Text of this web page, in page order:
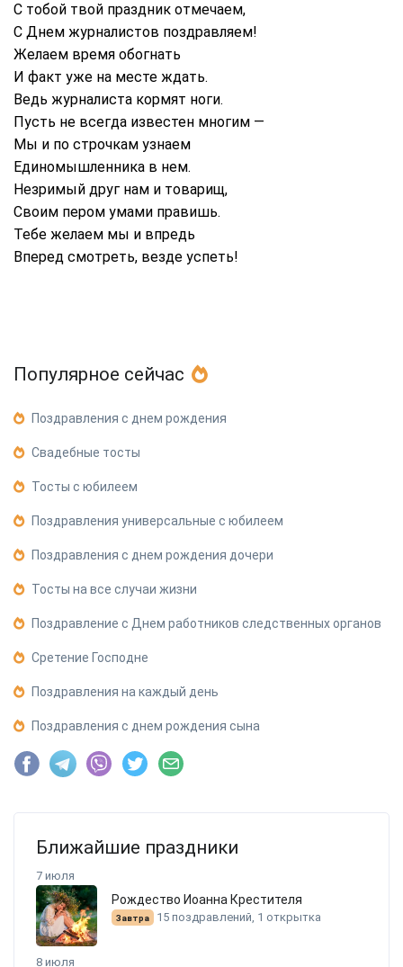
С тобой твой праздник отмечаем,
С Днем журналистов поздравляем!
Желаем время обогнать
И факт уже на месте ждать.
Ведь журналиста кормят ноги.
Пусть не всегда известен многим —
Мы и по строчкам узнаем
Единомышленника в нем.
Незримый друг нам и товарищ,
Своим пером умами правишь.
Тебе желаем мы и впредь
Вперед смотреть, везде успеть!
Популярное сейчас
Поздравления с днем рождения
Свадебные тосты
Тосты с юбилеем
Поздравления универсальные с юбилеем
Поздравления с днем рождения дочери
Тосты на все случаи жизни
Поздравление с Днем работников следственных органов
Сретение Господне
Поздравления на каждый день
Поздравления с днем рождения сына
Ближайшие праздники
7 июля
Рождество Иоанна Крестителя
Завтра 15 поздравлений, 1 открытка
8 июля